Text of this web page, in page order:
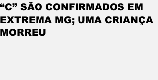
“C” SÃO CONFIRMADOS EM
EXTREMA MG; UMA CRIANÇA
MORREU